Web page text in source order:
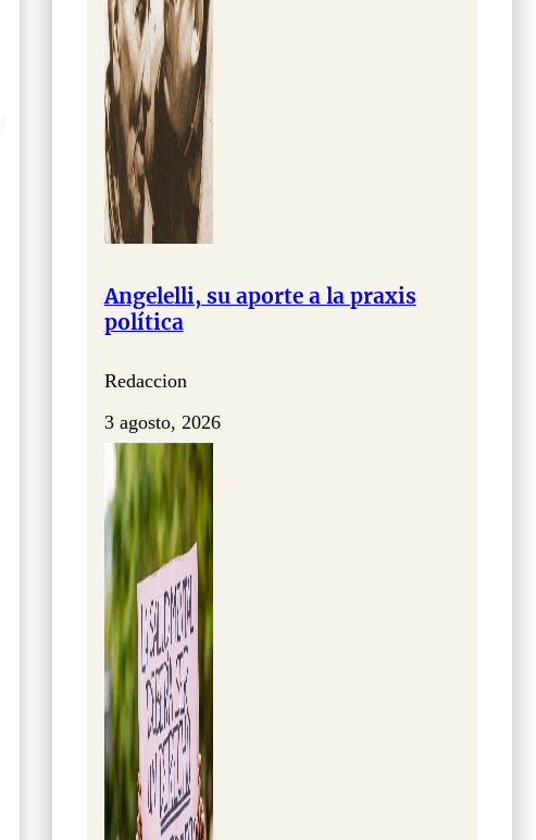
Angelelli, su aporte a la praxis
política
Redaccion
3 agosto, 2026